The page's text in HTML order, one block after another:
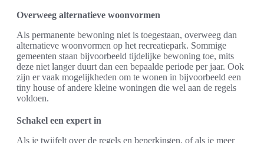
Overweeg alternatieve woonvormen
Als permanente bewoning niet is toegestaan, overweeg dan
alternatieve woonvormen op het recreatiepark. Sommige
gemeenten staan bijvoorbeeld tijdelijke bewoning toe, mits
deze niet langer duurt dan een bepaalde periode per jaar. Ook
zijn er vaak mogelijkheden om te wonen in bijvoorbeeld een
tiny house of andere kleine woningen die wel aan de regels
voldoen.
Schakel een expert in
Als je twijfelt over de regels en beperkingen, of als je meer